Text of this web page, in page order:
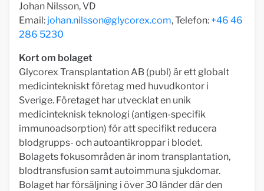
Johan Nilsson, VD
Email: johan.nilsson@glycorex.com, Telefon: +46 46
286 5230
Kort om bolaget
Glycorex Transplantation AB (publ) är ett globalt
medicintekniskt företag med huvudkontor i
Sverige. Företaget har utvecklat en unik
medicinteknisk teknologi (antigen-specifik
immunoadsorption) för att specifikt reducera
blodgrupps- och autoantikroppar i blodet.
Bolagets fokusområden är inom transplantation,
blodtransfusion samt autoimmuna sjukdomar.
Bolaget har försäljning i över 30 länder där den